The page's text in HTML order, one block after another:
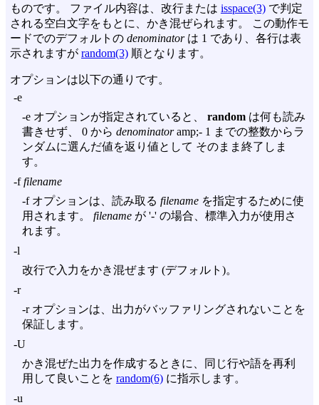
ものです。 ファイル内容は、改行または isspace(3) で判定
される空白文字をもとに、かき混ぜられます。 この動作モ
ードでのデフォルトの denominatorは 1 であり、各行は表
示されますが random(3) 順となります。
オプションは以下の通りです。
-e
-e オプションが指定されていると、 random は何も読み
書きせず、 0 から denominatoramp;- 1 までの整数からラ
ンダムに選んだ値を返り値として そのまま終了しま
す。
-f filename
-fオプションは、読み取る filename を指定するために使
用されます。 filename が '-' の場合、標準入力が使用さ
れます。
-l
改行で入力をかき混ぜます (デフォルト)。
-r
-rオプションは、出力がバッファリングされないことを
保証します。
-U
かき混ぜた出力を作成するときに、同じ行や語を再利
用して良いことを random(6) に指示します。
-u